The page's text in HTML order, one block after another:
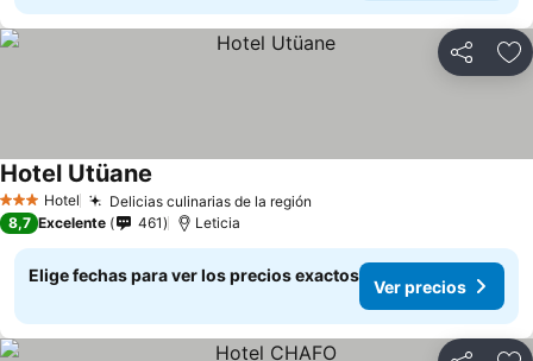
Compartir
3 Estrellas
Hotel Delicias culinarias de la región
Hotel Utüane
8,7 Excelente 461 Leticia
Elige fechas para ver los precios exactos
Ver precios